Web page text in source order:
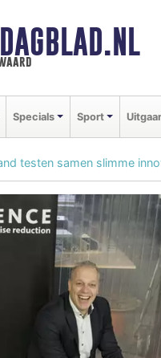
Specials Sport
testen samen slimme